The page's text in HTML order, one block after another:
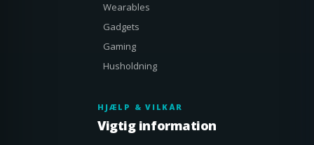
Wearables
Gadgets
Gaming
Husholdning
HJÆLP & VILKÅR
Vigtig information